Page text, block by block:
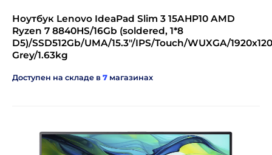
Ноутбук Lenovo IdeaPad Slim 3 15AHP10 AMD
Ryzen 7 8840HS/16Gb (soldered, 1*8
D5)/SSD512Gb/UMA/15.3"/IPS/Touch/WUXGA/
Grey/1.63kg
Доступен на складе в 7 магазинах